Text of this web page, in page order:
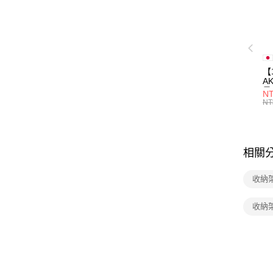
量
相關
收納
收納